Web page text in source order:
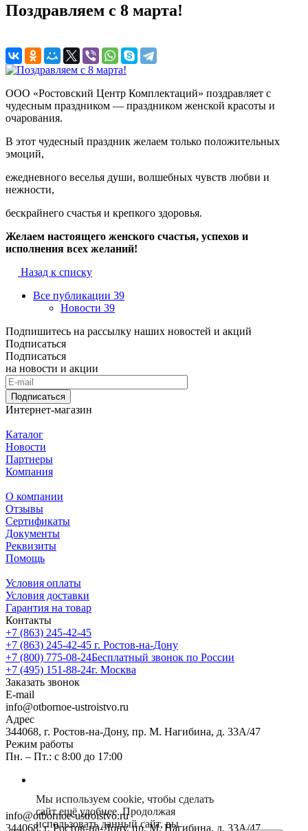
Поздравляем с 8 марта!
ООО «Ростовский Центр Комплектаций» поздравляет с
чудесным праздником — праздником женской красоты и
очарования.
В этот чудесный праздник желаем только положительных
эмоций,
ежедневного веселья души, волшебных чувств любви и
нежности,
бескрайнего счастья и крепкого здоровья.
Желаем настоящего женского счастья, успехов и
исполнения всех желаний!
Назад к списку
Все публикации 39
Новости 39
Подпишитесь на рассылку наших новостей и акций
Подписаться
Подписаться
на новости и акции
Подписаться
Интернет-магазин
Каталог
Новости
Партнеры
Компания
О компании
Отзывы
Сертификаты
Документы
Реквизиты
Помощь
Условия оплаты
Условия доставки
Гарантия на товар
Контакты
+7 (863) 245-42-45
+7 (863) 245-42-45 г. Ростов-на-Дону
+7 (800) 775-08-24Бесплатный звонок по России
+7 (495) 151-88-24г. Москва
Заказать звонок
E-mail
info@otbornoe-ustroistvo.ru
Адрес
344068, г. Ростов-на-Дону, пр. М. Нагибина, д. 33А/47
Режим работы
Пн. – Пт.: с 8:00 до 17:00
info@otbornoe-ustroistvo.ru
344068, г. Ростов-на-Дону, пр. М. Нагибина, д. 33А/47
Мы используем cookie, чтобы сделать
сайт ещё удобнее. Продолжая
использовать данный сайт, вы